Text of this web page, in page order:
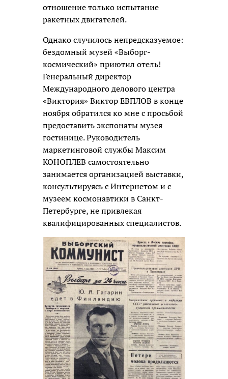
отношение только испытание
ракетных двигателей.
Однако случилось непредсказуемое:
бездомный музей «Выборг-
космический» приютил отель!
Генеральный директор
Международного делового центра
«Виктория» Виктор ЕВПЛОВ в конце
ноября обратился ко мне с просьбой
предоставить экспонаты музея
гостинице. Руководитель
маркетинговой службы Максим
КОНОПЛЕВ самостоятельно
занимается организацией выставки,
консультируясь с Интернетом и с
музеем космонавтики в Санкт-
Петербурге, не привлекая
квалифицированных специалистов.